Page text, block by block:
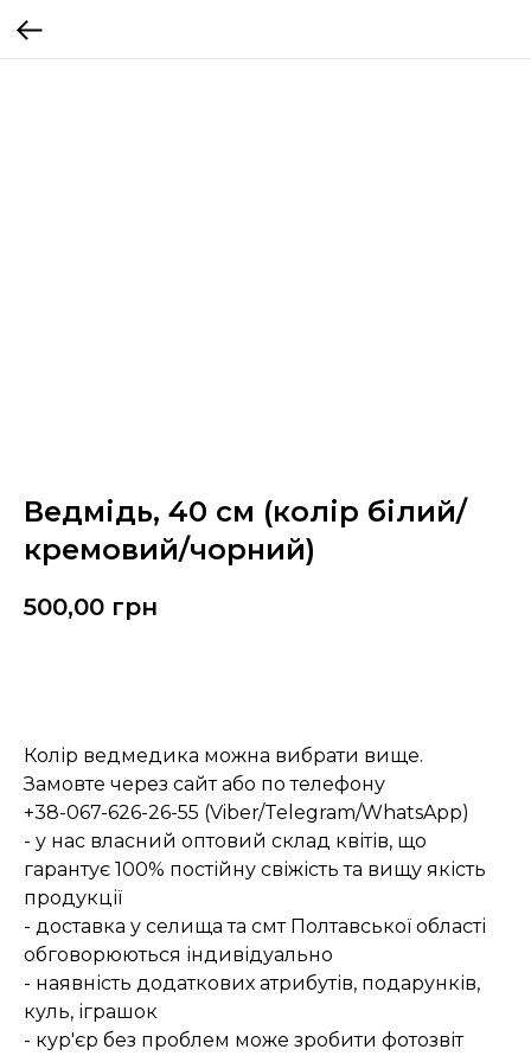
Ведмідь, 40 см (колір білий/
кремовий/чорний)
500,00 грн
Колір ведмедика можна вибрати вище.
Замовте через сайт або по телефону
+38-067-626-26-55 (Viber/Telegram/WhatsApp)
- у нас власний оптовий склад квітів, що
гарантує 100% постійну свіжість та вищу якість
продукції
- доставка у селища та смт Полтавської області
обговорюються індивідуально
- наявність додаткових атрибутів, подарунків,
куль, іграшок
- кур'єр без проблем може зробити фотозвіт